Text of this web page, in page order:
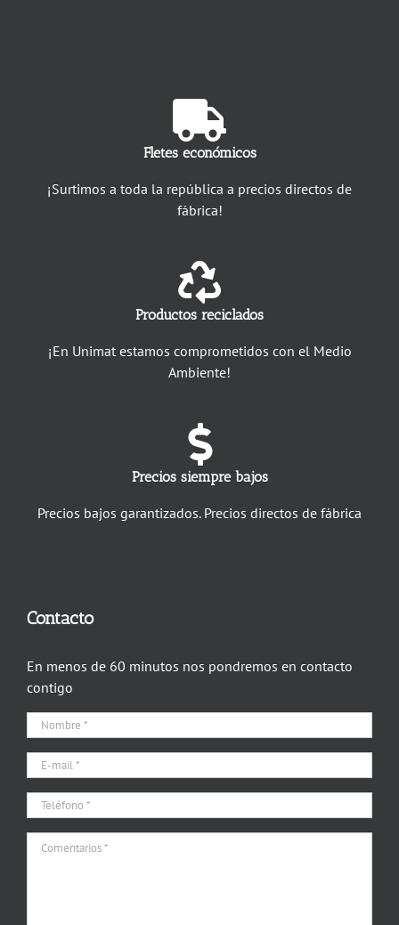
Fletes económicos
¡Surtimos a toda la república a precios directos de
fábrica!
Productos reciclados
¡En Unimat estamos comprometidos con el Medio
Ambiente!
Precios siempre bajos
Precios bajos garantizados. Precios directos de fábrica
Contacto
En menos de 60 minutos nos pondremos en contacto
contigo